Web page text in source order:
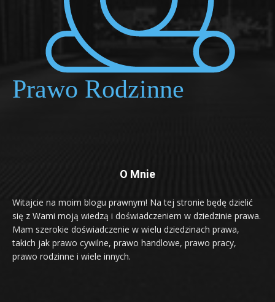
O Mnie
Witajcie na moim blogu prawnym! Na tej stronie będę dzielić
się z Wami moją wiedzą i doświadczeniem w dziedzinie prawa.
Mam szerokie doświadczenie w wielu dziedzinach prawa,
takich jak prawo cywilne, prawo handlowe, prawo pracy,
prawo rodzinne i wiele innych.